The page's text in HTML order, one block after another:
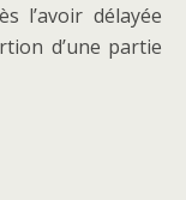
l’avoir délayée
d’une partie